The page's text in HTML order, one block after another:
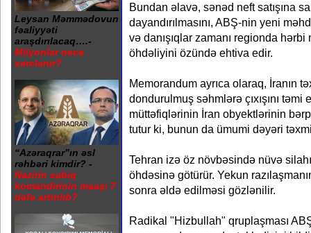
Leysan Məmmədovun
fəaliyyəti
araşdırılacaq….-
Milyonlar necə
xərclənir?
“Azəraqrar”ın əsl
rəhbəri kimdir? -
Nazirin sabiq
komandirinin maaşı 7
dəfə artırılıb?
Bundan əlavə, sənəd neft satışına
dayandırılmasını, ABŞ-nin yeni
və danışıqlar zamanı regionda hərbi
öhdəliyini özündə ehtiva edir.
Memorandum ayrıca olaraq, İranın
dondurulmuş səhmlərə çıxışını
müttəfiqlərinin İran obyektlərinin
tutur ki, bunun da ümumi dəyəri
Tehran izə öz növbəsində nüvə
öhdəsinə götürür. Yekun
sonra əldə edilməsi gözlənilir.
Radikal "Hizbullah" qruplaşması